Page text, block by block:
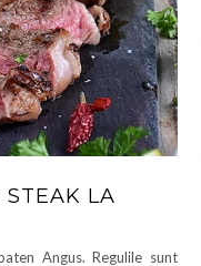
STEAK LA
Angus. Regulile sunt